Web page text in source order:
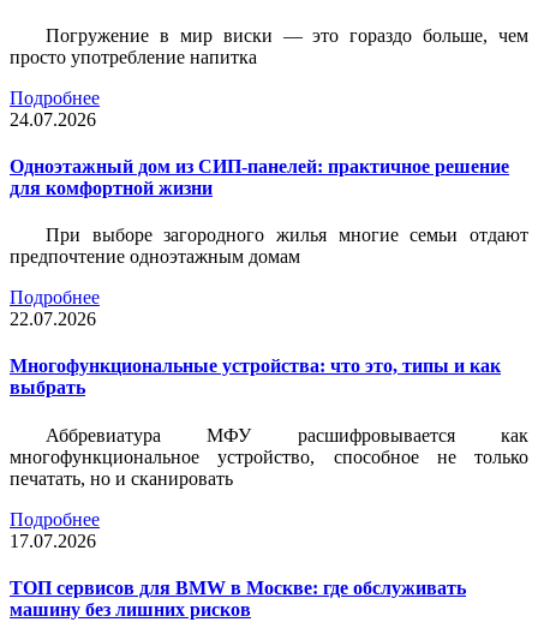
Погружение в мир виски — это гораздо больше, чем
просто употребление напитка
Подробнее
24.07.2026
Одноэтажный дом из СИП-панелей: практичное решение
для комфортной жизни
При выборе загородного жилья многие семьи отдают
предпочтение одноэтажным домам
Подробнее
22.07.2026
Многофункциональные устройства: что это, типы и как
выбрать
Аббревиатура МФУ расшифровывается как
многофункциональное устройство, способное не только
печатать, но и сканировать
Подробнее
17.07.2026
ТОП сервисов для BMW в Москве: где обслуживать
машину без лишних рисков